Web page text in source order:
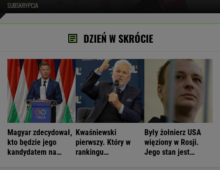
SUBSKRYPCJA
DZIEŃ W SKRÓCIE
Magyar zdecydował,
kto będzie jego
kandydatem na
Kwaśniewski
pierwszy. Który w
rankingu
Były żołnierz USA
więziony w Rosji.
Jego stan jest